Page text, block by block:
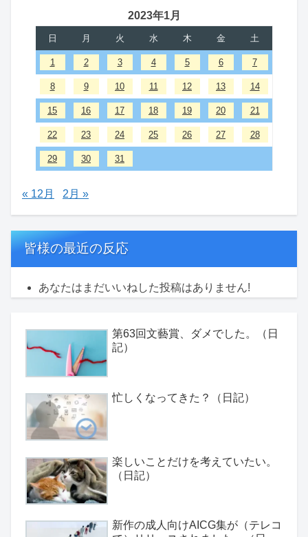
2023年1月
日 月 火 水 木 金 土
1 2 3 4 5 6 7
8 9 10 11 12 13 14
15 16 17 18 19 20 21
22 23 24 25 26 27 28
29 30 31
« 12月 2月 »
皆様の最近の反応
あなたはまだいいねした投稿はありません!
第63回文藝賞、ダメでした。（日
記）
忙しくなってきた？（日記）
楽しいことだけを考えていたい。
（日記）
新作の成人向けAICG集が（テレコ